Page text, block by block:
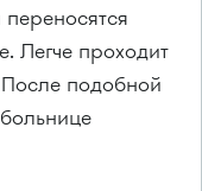
Легче проходит
подобной